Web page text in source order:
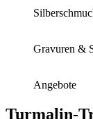
Gravuren &
Angebote
Turmalin-